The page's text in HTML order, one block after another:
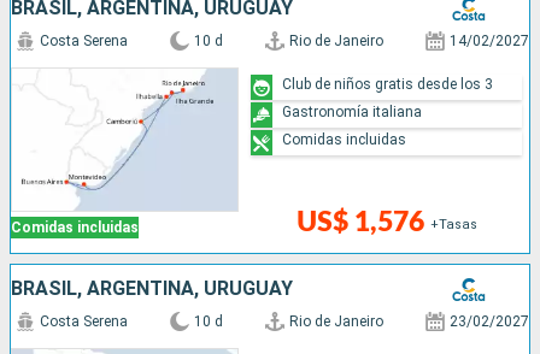
BRASIL, ARGENTINA, URUGUAY
Comidas incluidas
Costa Serena 10 d Rio de Janeiro 14/02/2027
US$ 1,576 +Tasas
Club de niños gratis desde los 3
Gastronomía italiana
Comidas incluidas
BRASIL, ARGENTINA, URUGUAY
Costa Serena 10 d Rio de Janeiro 23/02/2027